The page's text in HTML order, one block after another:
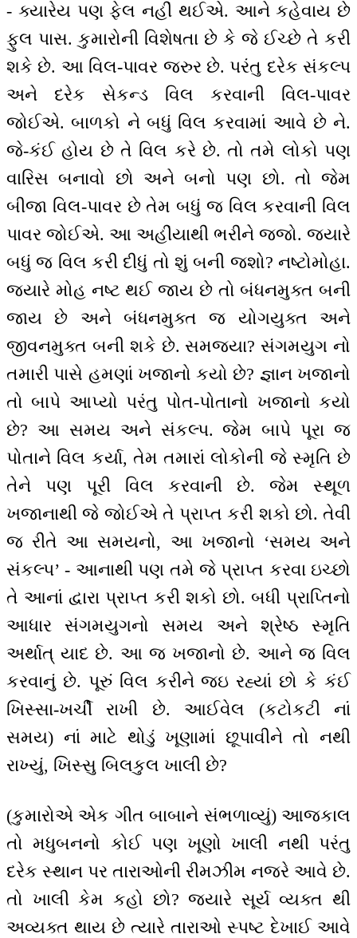
- ક્યારેય પણ ફેલ નહીં થઈએ. આને કહેવાય છે
ફુલ પાસ. કુમારોની વિશેષતા છે કે જે ઈચ્છે તે કરી
શકે છે. આ વિલ-પાવર જરુર છે. પરંતુ દરેક સંકલ્પ
અને દરેક સેકન્ડ વિલ કરવાની વિલ-પાવર
જોઈએ. બાળકો ને બધું વિલ કરવામાં આવે છે ને.
જે-કંઈ હોય છે તે વિલ કરે છે. તો તમે લોકો પણ
વારિસ બનાવો છો અને બનો પણ છો. તો જેમ
બીજા વિલ-પાવર છે તેમ બધું જ વિલ કરવાની વિલ
પાવર જોઈએ. આ અહીંયાથી ભરીને જજો. જ્યારે
બધું જ વિલ કરી દીધું તો શું બની જશો? નષ્ટોમોહા.
જ્યારે મોહ નષ્ટ થઈ જાય છે તો બંધનમુક્ત બની
જાય છે અને બંધનમુક્ત જ યોગયુક્ત અને
જીવનમુક્ત બની શકે છે. સમજ્યા? સંગમયુગ નો
તમારી પાસે હમણાં ખજાનો કયો છે? જ્ઞાન ખજાનો
તો બાપે આપ્યો પરંતુ પોત-પોતાનો ખજાનો કયો
છે? આ સમય અને સંકલ્પ. જેમ બાપે પૂરા જ
પોતાને વિલ કર્યા, તેમ તમારાં લોકોની જે સ્મૃતિ છે
તેને પણ પૂરી વિલ કરવાની છે. જેમ સ્થૂળ
ખજાનાથી જે જોઈએ તે પ્રાપ્ત કરી શકો છો. તેવી
જ રીતે આ સમયનો, આ ખજાનો ‘સમય અને
સંકલ્પ’ - આનાથી પણ તમે જે પ્રાપ્ત કરવા ઇચ્છો
તે આનાં દ્વારા પ્રાપ્ત કરી શકો છો. બધી પ્રાપ્તિનો
આધાર સંગમયુગનો સમય અને શ્રેષ્ઠ સ્મૃતિ
અર્થાત્ યાદ છે. આ જ ખજાનો છે. આને જ વિલ
કરવાનું છે. પૂરું વિલ કરીને જઇ રહ્યાં છો કે કંઈ
ખિસ્સા-ખર્ચી રાખી છે. આઈવેલ (કટોકટી નાં
સમય) નાં માટે થોડું ખૂણામાં છૂપાવીને તો નથી
રાખ્યું, ખિસ્સુ બિલકુલ ખાલી છે?
(કુમારોએ એક ગીત બાબાને સંભળાવ્યું) આજકાલ
તો મધુબનનો કોઈ પણ ખૂણો ખાલી નથી પરંતુ
દરેક સ્થાન પર તારાઓની રીમઝીમ નજરે આવે છે.
તો ખાલી કેમ કહો છો? જ્યારે સૂર્ય વ્યક્ત થી
અવ્યક્ત થાય છે ત્યારે તારાઓ સ્પષ્ટ દેખાઈ આવે